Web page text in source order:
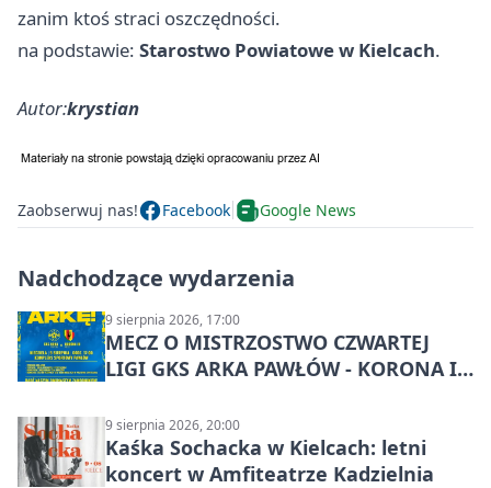
zanim ktoś straci oszczędności.
na podstawie: Starostwo Powiatowe w Kielcach.
Autor:krystian
Zaobserwuj nas! Facebook Google News
Nadchodzące wydarzenia
9 sierpnia 2026, 17:00
MECZ O MISTRZOSTWO CZWARTEJ
LIGI GKS ARKA PAWŁÓW - KORONA III
9 sierpnia 2026, 20:00
Kaśka Sochacka w Kielcach: letni
koncert w Amfiteatrze Kadzielnia